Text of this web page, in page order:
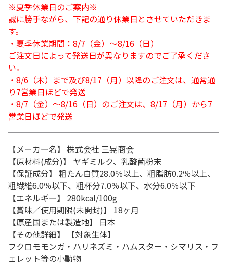
※夏季休業日のご案内※
誠に勝手ながら、下記の通り休業日とさせていただきま
す。
・夏季休業期間：8/7（金）～8/16（日）
ご注文日によって発送日が異なりますのでご了承くださ
い。
・8/6（木）まで及び8/17（月）以降のご注文は、通常通
り7営業日ほどで発送
・8/7（金）～8/16（日）のご注文は、8/17（月）から7
営業日ほどで発送
【メーカー名】 株式会社 三晃商会
【原材料(成分)】 ヤギミルク、乳酸菌粉末
【保証成分】 粗たん白質28.0％以上、粗脂肪0.2％以上、
粗繊維6.0％以下、粗杯分7.0％以下、水分6.0％以下
【エネルギー】 280kcal/100g
【賞味／使用期限(未開封)】 18ヶ月
【原産国または製造地】 日本
【その他詳細】 【対象生体】
フクロモモンガ・ハリネズミ・ハムスター・シマリス・フ
ェレット等の小動物